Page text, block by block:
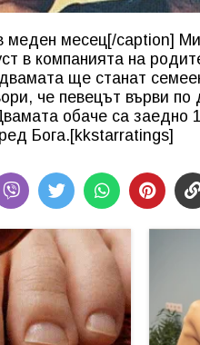
месец[/caption]
в компанията на
ще станат
че певецът върви по
обаче са заедно
Бога.[kkstarratings]